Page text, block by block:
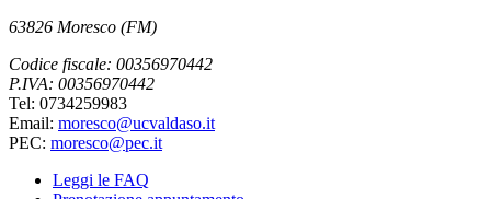
63826 Moresco (FM)
Codice fiscale: 00356970442
P.IVA: 00356970442
Tel: 0734259983
Email: moresco@ucvaldaso.it
PEC: moresco@pec.it
Leggi le FAQ